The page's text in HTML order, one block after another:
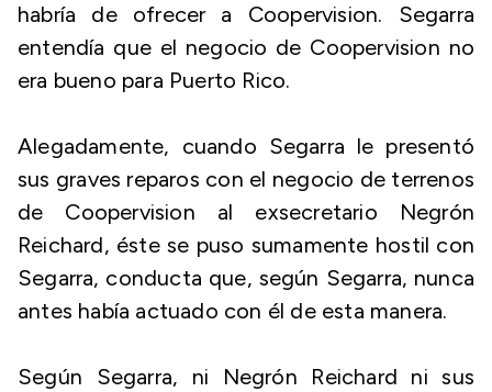
habría de ofrecer a Coopervision. Segarra
entendía que el negocio de Coopervision no
era bueno para Puerto Rico.
Alegadamente, cuando Segarra le presentó
sus graves reparos con el negocio de terrenos
de Coopervision al exsecretario Negrón
Reichard, éste se puso sumamente hostil con
Segarra, conducta que, según Segarra, nunca
antes había actuado con él de esta manera.
Según Segarra, ni Negrón Reichard ni sus